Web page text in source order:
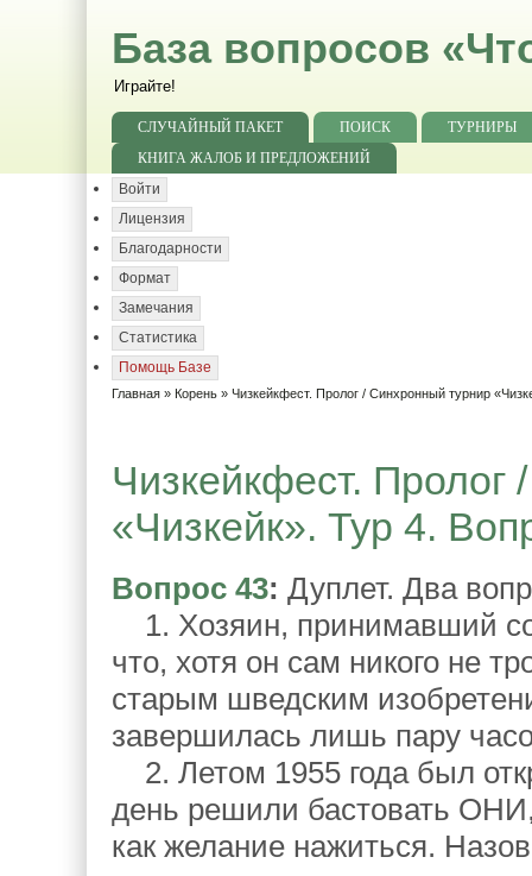
База вопросов
Играйте!
СЛУЧАЙНЫЙ ПАКЕТ ПОИСК
ТУРНИРЫ
КНИГА ЖАЛОБ И ПРЕДЛОЖЕНИЙ
Войти
Лицензия
Благодарности
Формат
Замечания
Статистика
Помощь Базе
Главная » Корень » Чизкейкфест. Пролог / Синхронный турнир
Чизкейкфест.
«Чизкейк». Тур 4.
Вопрос 43: Дуплет. Два
1. Хозяин, принимавший
что, хотя он сам никого не
старым шведским
завершилась лишь пару
2. Летом 1955 года был
день решили бастовать
как желание нажиться.